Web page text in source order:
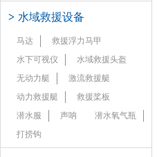
> 水域救援设备
马达
救援浮力马甲
水下可视仪
水域救援头盔
无动力艇
激流救援艇
动力救援艇
救援桨板
潜水服
声呐
潜水氧气瓶
打捞钩